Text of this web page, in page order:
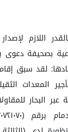
اللازم
بصحيفة دعوى
لقد سبق
المعدات
البحار